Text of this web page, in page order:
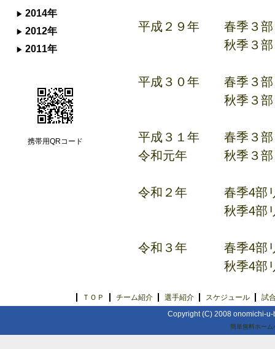
平成２９年 春季３
秋季３部リ
平成３０年 春季３
秋季３部リ
平成３１年 春季３
令和元年 秋季３部
令和２年 春季4部
秋季4部リー
令和３年 春季4部
秋季4部リー
2014年
2012年
2011年
携帯用QRコード
ＴＯＰ チーム紹介 選手紹介 スケジュール
試
Copyright (C) 2008 onomichi-
簡単無料ホーム